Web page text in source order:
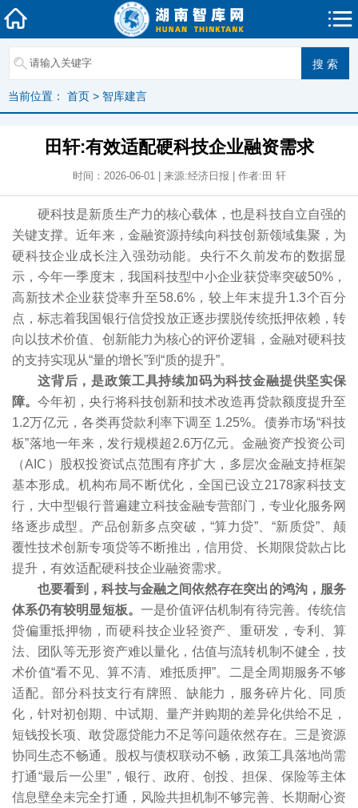
当前位置： 首页 > 智库建言
田轩:有效适配硬科技企业融资需求
时间：2026-06-01 | 来源:经济日报 | 作者:田 轩
硬科技是新质生产力的核心载体，也是科技自立自强的
关键支撑。近年来，金融资源持续向科技创新领域集聚，为
硬科技企业成长注入强劲动能。央行不久前发布的数据显
示，今年一季度末，我国科技型中小企业获贷率突破50%，
高新技术企业获贷率升至58.6%，较上年末提升1.3个百分
点，标志着我国银行信贷投放正逐步摆脱传统抵押依赖，转
向以技术价值、创新能力为核心的评价逻辑，金融对硬科技
的支持实现从“量的增长”到“质的提升”。
这背后，是政策工具持续加码为科技金融提供坚实保
障。今年初，央行将科技创新和技术改造再贷款额度提升至
1.2万亿元，各类再贷款利率下调至 1.25%。债券市场“科技
板”落地一年来，发行规模超2.6万亿元。金融资产投资公司
（AIC）股权投资试点范围有序扩大，多层次金融支持框架
基本形成。机构布局不断优化，全国已设立2178家科技支
行，大中型银行普遍建立科技金融专营部门，专业化服务网
络逐步成型。产品创新多点突破，“算力贷”、“新质贷”、颠
覆性技术创新专项贷等不断推出，信用贷、长期限贷款占比
提升，有效适配硬科技企业融资需求。
也要看到，科技与金融之间依然存在突出的鸿沟，服务
体系仍有较明显短板。 一是价值评估机制有待完善。传统信
贷偏重抵押物，而硬科技企业轻资产、重研发，专利、算
法、团队等无形资产难以量化，估值与流转机制不健全，技
术价值“看不见、算不清、难抵质押”。二是全周期服务不够
适配。部分科技支行有牌照、缺能力，服务碎片化、同质
化，针对初创期、中试期、量产并购期的差异化供给不足，
短钱投长项、敢贷愿贷能力不足等问题依然存在。三是资源
协同生态不畅通。股权与债权联动不畅，政策工具落地尚需
打通“最后一公里”，银行、政府、创投、担保、保险等主体
信息壁垒未完全打通，风险共担机制不够完善、长期耐心资